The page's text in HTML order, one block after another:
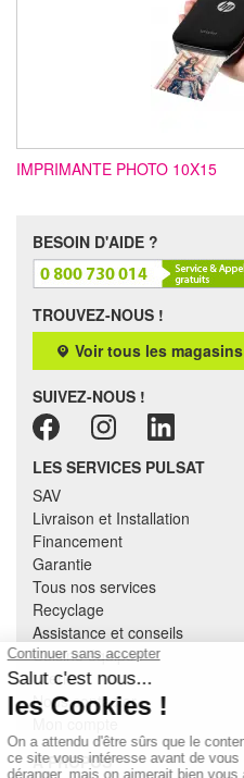
IMPRIMANTE PHOTO 10X15
BESOIN D'AIDE ?
TROUVEZ-NOUS !
Voir tous les magasins
SUIVEZ-NOUS !
LES SERVICES PULSAT
SAV
Livraison et Installation
Financement
Garantie
Tous nos services
Recyclage
Assistance et conseils
Cuisine équipée
Literie
Nous contacter
À PROPOS